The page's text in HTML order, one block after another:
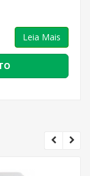
Leia Mais